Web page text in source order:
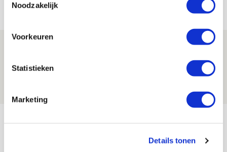
Noodzakelijk
Voorkeuren
Statistieken
Marketing
Details tonen
Net binnen //
Míchels elf: zie jij al rol voor
aanwinsten in thuisduel met